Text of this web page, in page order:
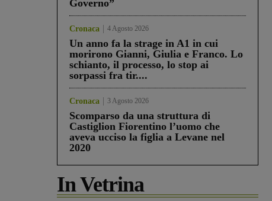
Governo”
Cronaca 4 Agosto 2026
Un anno fa la strage in A1 in cui
morirono Gianni, Giulia e Franco. Lo
schianto, il processo, lo stop ai
sorpassi fra tir....
Cronaca 3 Agosto 2026
Scomparso da una struttura di
Castiglion Fiorentino l’uomo che
aveva ucciso la figlia a Levane nel
2020
In Vetrina